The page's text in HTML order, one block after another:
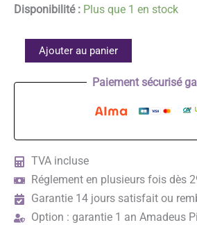
Disponibilité : Plus que 1 en stock
quantité
Schimmel
Ajouter au panier
Paiement sécurisé
TVA incluse
Réglement en plusieurs fois dès
Garantie 14 jours satisfait ou
Option : garantie 1 an Amadeus